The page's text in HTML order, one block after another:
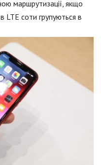
маршрутизації, якщо
LTE соти групуються в